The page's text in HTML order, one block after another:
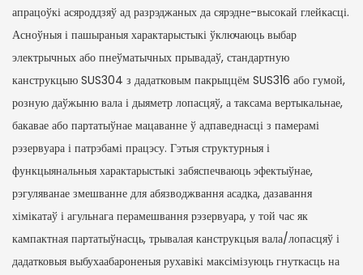
апрацоўкі асяроддзяў ад разрэджаных да сярэдне-высокай глейкасці.
Асноўныя і пашыраныя характарыстыкі ўключаюць выбар
электрычных або пнеўматычных прывадаў, стандартную
канструкцыю SUS304 з дадатковым пакрыццём SUS316 або гумой,
розную даўжыню вала і дыяметр лопасцяў, а таксама вертыкальнае,
бакавае або партатыўнае мацаванне ў адпаведнасці з памерамі
рэзервуара і патрэбамі працэсу. Гэтыя структурныя і
функцыянальныя характарыстыкі забяспечваюць эфектыўнае,
рэгуляванае змешванне для абязводжвання асадка, дазавання
хімікатаў і агульнага перамешвання рэзервуара, у той час як
кампактная партатыўнасць, трывалая канструкцыя вала/лопасцяў і
дадатковыя выбухаабароненыя рухавікі максімізуюць гнуткасць на